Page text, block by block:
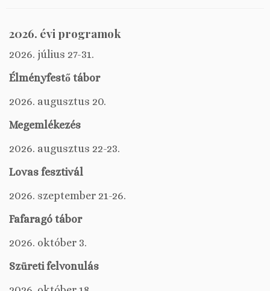
2026. évi programok
2026. július 27-31.
Élményfestő tábor
2026. augusztus 20.
Megemlékezés
2026. augusztus 22-23.
Lovas fesztivál
2026. szeptember 21-26.
Fafaragó tábor
2026. október 3.
Szüreti felvonulás